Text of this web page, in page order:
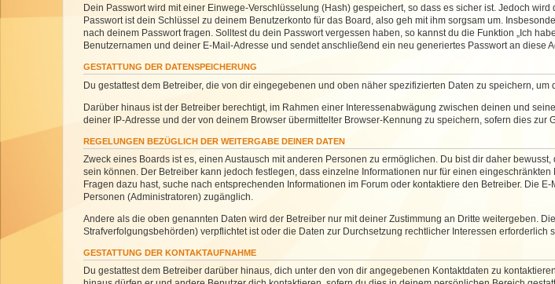
Dein Passwort wird mit einer Einwege-Verschlüsselung (Hash) gespeichert, so dass es sicher ist. Jedoch
Passwort ist dein Schlüssel zu deinem Benutzerkonto für das Board, also geh mit ihm sorgsam um.
nach deinem Passwort fragen. Solltest du dein Passwort vergessen haben, so kannst du die Funktion „Ich
Benutzernamen und deiner E-Mail-Adresse und sendet anschließend ein neu generiertes Passwort an diese
GESTATTUNG DER DATENSPEICHERUNG
Du gestattest dem Betreiber, die von dir eingegebenen und oben näher spezifizierten Daten zu speichern, um
Darüber hinaus ist der Betreiber berechtigt, im Rahmen einer Interessenabwägung zwischen deinen und
deiner IP-Adresse und der von deinem Browser übermittelter Browser-Kennung zu speichern, sofern dies
REGELUNGEN BEZÜGLICH DER WEITERGABE DEINER DATEN
Zweck eines Boards ist es, einen Austausch mit anderen Personen zu ermöglichen. Du bist dir daher
sein können. Der Betreiber kann jedoch festlegen, dass einzelne Informationen nur für einen
Fragen dazu hast, suche nach entsprechenden Informationen im Forum oder kontaktiere den Betreiber. Die
Personen (Administratoren) zugänglich.
Andere als die oben genannten Daten wird der Betreiber nur mit deiner Zustimmung an Dritte weitergeben.
Strafverfolgungsbehörden) verpflichtet ist oder die Daten zur Durchsetzung rechtlicher Interessen erforderlich
GESTATTUNG DER KONTAKTAUFNAHME
Du gestattest dem Betreiber darüber hinaus, dich unter den von dir angegebenen Kontaktdaten zu